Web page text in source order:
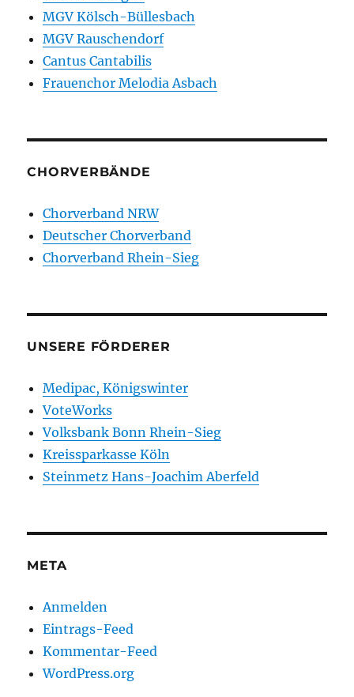
MGV Kölsch-Büllesbach
MGV Rauschendorf
Cantus Cantabilis
Frauenchor Melodia Asbach
CHORVERBÄNDE
Chorverband NRW
Deutscher Chorverband
Chorverband Rhein-Sieg
UNSERE FÖRDERER
Medipac, Königswinter
VoteWorks
Volksbank Bonn Rhein-Sieg
Kreissparkasse Köln
Steinmetz Hans-Joachim Aberfeld
META
Anmelden
Eintrags-Feed
Kommentar-Feed
WordPress.org